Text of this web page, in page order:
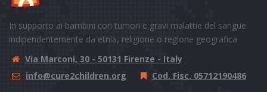
In supporto ai bambini con tumori e gravi malattie del sangue
indipendentemente da etnia, religione o regione geografica
Via Marconi, 30 - 50131 Firenze - Italy
info@cure2children.org
Cod. Fisc. 05712190486